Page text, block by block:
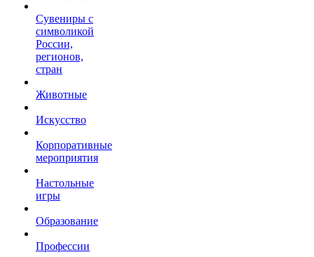
Сувениры с
символикой
России,
регионов,
стран
Животные
Искусство
Корпоративные
мероприятия
Настольные
игры
Образование
Профессии